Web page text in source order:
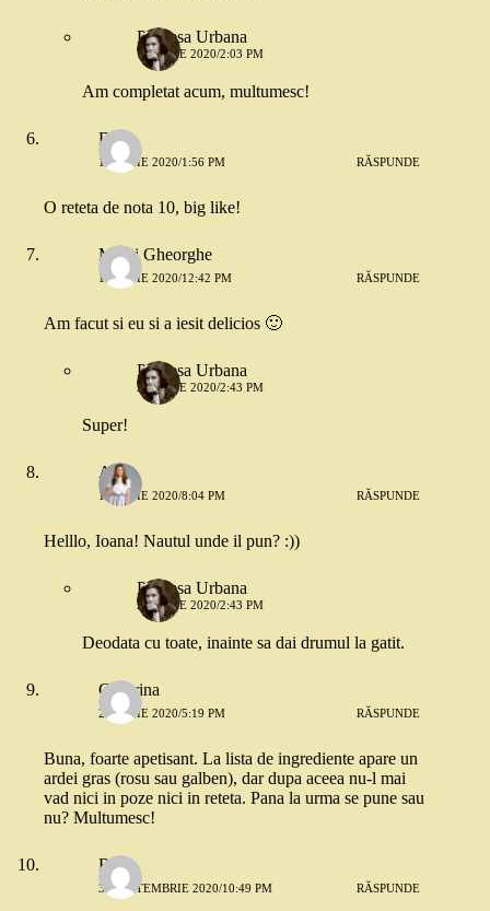
Printesa Urbana
17 IUNIE 2020/2:03 PM
Am completat acum, multumesc!
Dana
16 IUNIE 2020/1:56 PM RĂSPUNDE
O reteta de nota 10, big like!
Mihai Gheorghe
19 IUNIE 2020/12:42 PM RĂSPUNDE
Am facut si eu si a iesit delicios 🙂
Printesa Urbana
20 IUNIE 2020/2:43 PM
Super!
Alina
19 IUNIE 2020/8:04 PM RĂSPUNDE
Helllo, Ioana! Nautul unde il pun? :))
Printesa Urbana
20 IUNIE 2020/2:43 PM
Deodata cu toate, inainte sa dai drumul la gatit.
Cezarina
21 IUNIE 2020/5:19 PM RĂSPUNDE
Buna, foarte apetisant. La lista de ingrediente apare un
ardei gras (rosu sau galben), dar dupa aceea nu-l mai
vad nici in poze nici in reteta. Pana la urma se pune sau
nu? Multumesc!
Ri
30 SEPTEMBRIE 2020/10:49 PM RĂSPUNDE